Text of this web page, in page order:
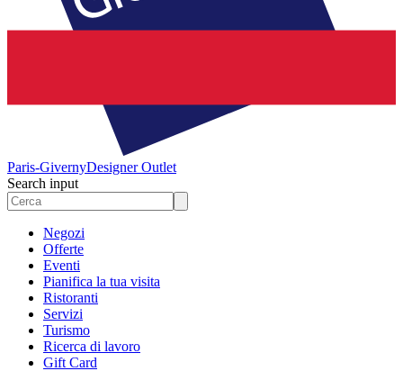
Paris-GivernyDesigner Outlet
Search input
Negozi
Offerte
Eventi
Pianifica la tua visita
Ristoranti
Servizi
Turismo
Ricerca di lavoro
Gift Card